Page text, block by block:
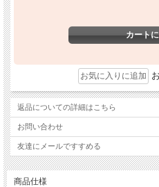
返品についての詳細はこちら
お問い合わせ
友達にメールですすめる
商品仕様